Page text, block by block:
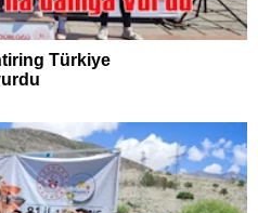
Türkiye